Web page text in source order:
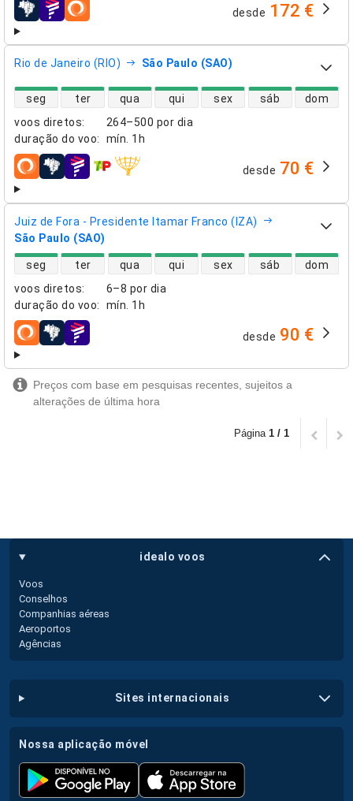
companhias aéreas desde 172 €
Rio de Janeiro (RIO) São Paulo (SAO)
voos diretos:
264–500 por dia
duração do voo: mín. 1h
disponibilidade de voos diretos
seg ter qua qui sex sáb dom
companhias aéreas desde 70 €
Juiz de Fora - Presidente Itamar Franco (IZA)
São Paulo (SAO)
voos diretos:
6–8 por dia
duração do voo: mín. 1h
disponibilidade de voos diretos
seg ter qua qui sex sáb dom
companhias aéreas desde 90 €
Preços com base em pesquisas recentes, sujeitos a
alterações de última hora
Página 1 / 1
idealo voos
Voos
Conselhos
Companhias aéreas
Aeroportos
Agências
sites internacionais
nossa aplicação móvel